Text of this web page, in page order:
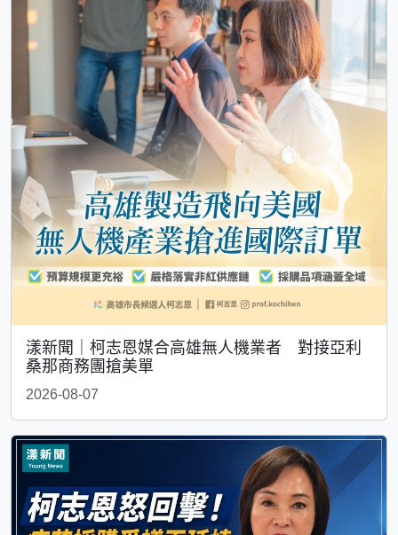
漾新聞｜柯志恩媒合高雄無人機業者 對接亞利
桑那商務團搶美單
2026-08-07